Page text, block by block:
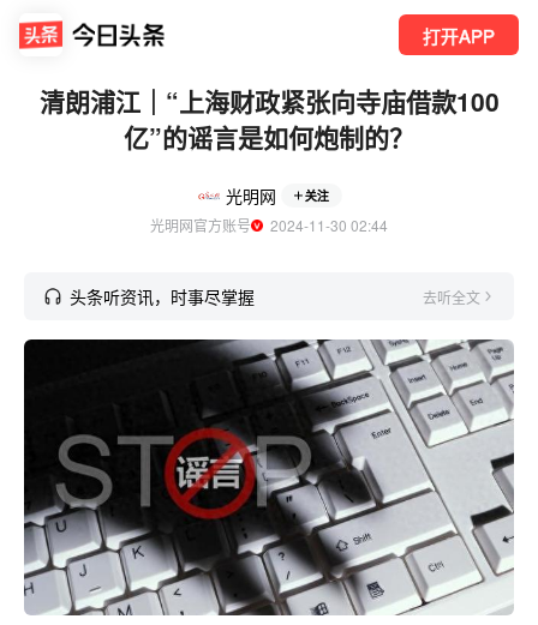
打开APP
清朗浦江｜“上海财政紧张向寺庙借款100
亿”的谣言是如何炮制的？
光明网 关注
光明网官方账号
  2024-11-30 02:44
头条听资讯，时事尽掌握 去听全文